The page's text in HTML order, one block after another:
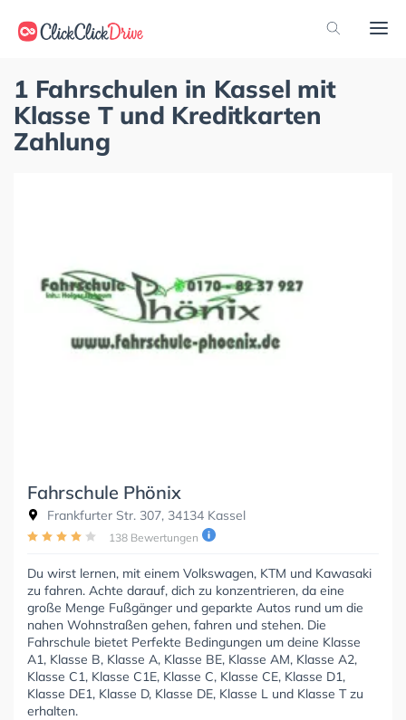
1 Fahrschulen in Kassel mit
Klasse T und Kreditkarten
Zahlung
Fahrschule Phönix
Frankfurter Str. 307, 34134 Kassel
138 Bewertungen
Du wirst lernen, mit einem Volkswagen, KTM und Kawasaki
zu fahren. Achte darauf, dich zu konzentrieren, da eine
große Menge Fußgänger und geparkte Autos rund um die
nahen Wohnstraßen gehen, fahren und stehen. Die
Fahrschule bietet Perfekte Bedingungen um deine Klasse
A1, Klasse B, Klasse A, Klasse BE, Klasse AM, Klasse A2,
Klasse C1, Klasse C1E, Klasse C, Klasse CE, Klasse D1,
Klasse DE1, Klasse D, Klasse DE, Klasse L und Klasse T zu
erhalten.